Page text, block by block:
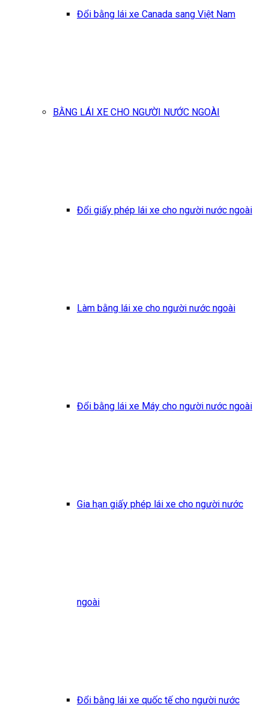
Đổi bằng lái xe Canada sang Việt Nam
BẰNG LÁI XE CHO NGƯỜI NƯỚC NGOÀI
Đổi giấy phép lái xe cho người nước ngoài
Làm bằng lái xe cho người nước ngoài
Đổi bằng lái xe Máy cho người nước ngoài
Gia hạn giấy phép lái xe cho người nước
ngoài
Đổi bằng lái xe quốc tế cho người nước